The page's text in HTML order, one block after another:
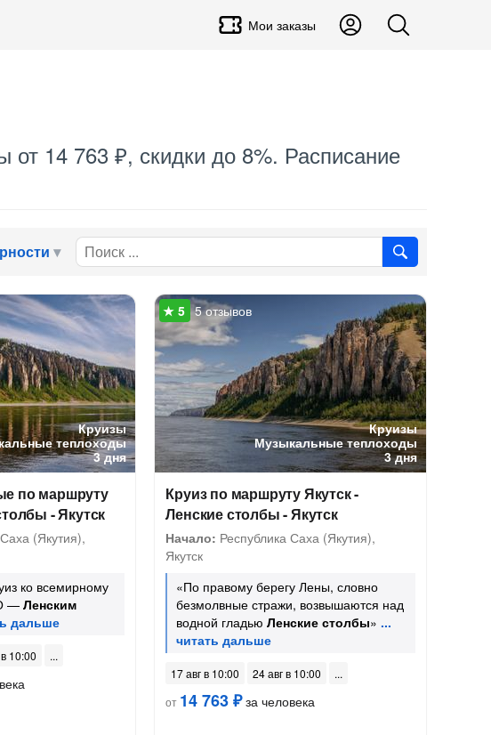
Мои заказы
от 14 763 ₽, скидки до 8%. Расписание
Круизы
теплоходы
3 дня
по маршруту
- Якутск
(Якутия),
ко всемирному
— Ленским
10:00
Круизы
Музыкальные теплоходы
3 дня
5 отзывов
Круиз по маршруту Якутск -
Ленские столбы - Якутск
Начало: Республика Саха (Якутия),
Якутск
«По правому берегу Лены, словно
безмолвные стражи, возвышаются над
водной гладьюЛенские столбы»
17 авг в 10:00
24 авг в 10:00
от 14 763 ₽за человека